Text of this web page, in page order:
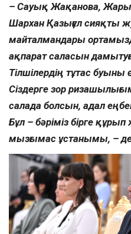
– Сауық Жақанова,
Шархан Қазығұл сияқты
майталмандары
ақпарат саласын
Тілшілердің тұтас буыны
Сіздерге зор
салада болсын, адал
Бұл – бәріміз бірге
мызғымас ұстанымы, –